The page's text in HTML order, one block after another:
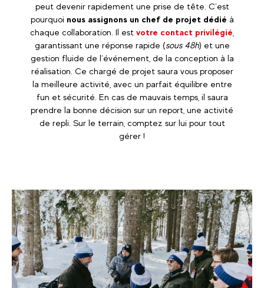
peut devenir rapidement une prise de tête. C’est
pourquoi nous assignons un chef de projet dédié à
chaque collaboration. Il est votre contact privilégié
garantissant une réponse rapide (sous 48h) et une
gestion fluide de l’événement, de la conception à la
réalisation. Ce chargé de projet saura vous proposer
la meilleure activité, avec un parfait équilibre entre
fun et sécurité. En cas de mauvais temps, il saura
prendre la bonne décision sur un report, une activité
de repli. Sur le terrain, comptez sur lui pour tout
gérer !